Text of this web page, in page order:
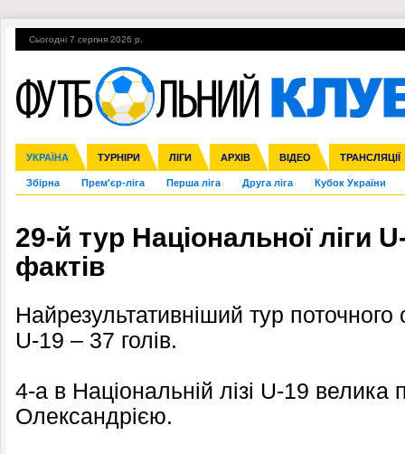
Сьогодні 7 серпня 2026 р.
УКРАЇНА ТУРНІРИ ЛІГИ АРХІВ ВІДЕО ТРАНСЛЯЦІЇ
Збірна Прем'єр-ліга Перша ліга Друга ліга Кубок України
Ліга чемпіонів Ліга Європи Міжнародні Ліга націй Ліга
Англія Іспанія Італія Німеччина Франція Інші
ЧС-2014 ЄВРО-2016 Росія Кубок конфедерацій ЧЄ-2015 (U-
Гарячі теми УПЛ, 1-й тур ВІЙНА УПЛ-ПЕРЕХОДИ
29-й тур Національної ліги
фактів
Найрезультативніший тур поточного
U-19 – 37 голів.
4-а в Національній лізі U-19
Олександрією.